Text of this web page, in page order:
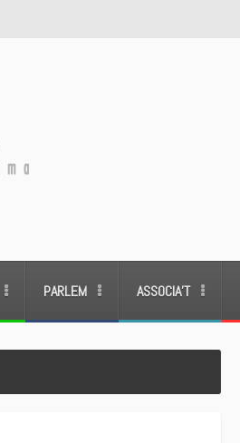
PARLEM ASSOCIA’T